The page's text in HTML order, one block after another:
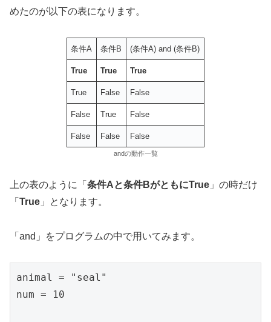
めたのが以下の表になります。
条件A 条件B (条件A) and (条件B)
True True True
True False False
False True False
False False False
andの動作一覧
上の表のように「 条件Aと条件BがともにTrue 」の時だけ
「 True 」となります。
「and」をプログラムの中で用いてみます。
animal = "seal"
num = 10